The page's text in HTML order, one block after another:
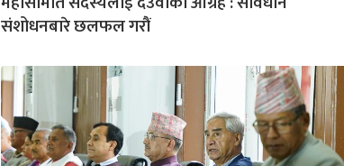
संशोधनबारे छलफल गरौं